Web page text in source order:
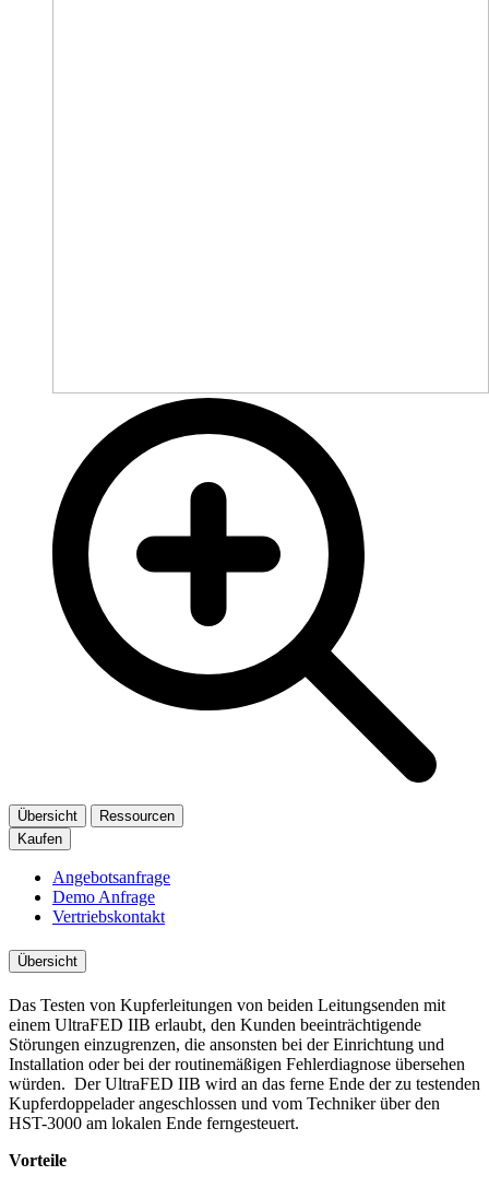
Übersicht
Ressourcen
Kaufen
Angebotsanfrage
Demo Anfrage
Vertriebskontakt
Übersicht
Das Testen von Kupferleitungen von beiden Leitungsenden mit
einem UltraFED IIB erlaubt, den Kunden beeinträchtigende
Störungen einzugrenzen, die ansonsten bei der Einrichtung und
Installation oder bei der routinemäßigen Fehlerdiagnose übersehen
würden. Der UltraFED IIB wird an das ferne Ende der zu testenden
Kupferdoppelader angeschlossen und vom Techniker über den
HST-3000 am lokalen Ende ferngesteuert.
Vorteile